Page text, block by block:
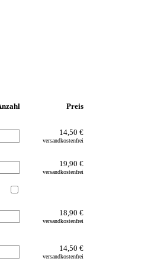
Preis
14,50 €
versandkostenfrei
19,90 €
versandkostenfrei
18,90 €
versandkostenfrei
14,50 €
versandkostenfrei